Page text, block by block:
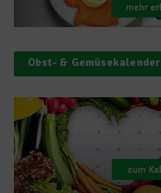
Obst- & Gemüsekalender